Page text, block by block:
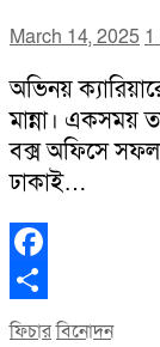
March 14, 2025
অভিনয়
মান্না। একসময়
বক্স অফিসে
ঢাকাই…
Facebook
Share
ফিচারবিনোদন